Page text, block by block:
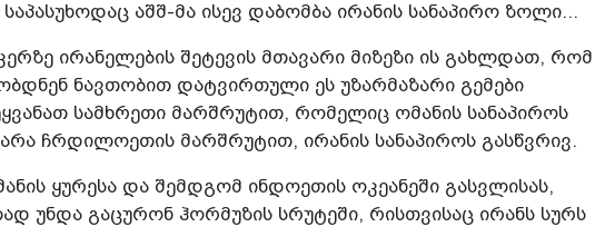
აშშ-მა ისევ დაბომბა ირანის სანაპირო ზოლი...
ირანელების შეტევის მთავარი მიზეზი ის გახლდათ, რომ
ნავთობით დატვირთული ეს უზარმაზარი გემები
სამხრეთი მარშრუტით, რომელიც ომანის სანაპიროს
ჩრდილოეთის მარშრუტით, ირანის სანაპიროს გასწვრივ.
ყურესა და შემდგომ ინდოეთის ოკეანეში გასვლისას,
უნდა გაცურონ ჰორმუზის სრუტეში, რისთვისაც ირანს სურს